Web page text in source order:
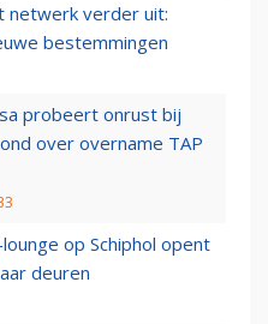
netwerk verder uit:
bestemmingen
probeert onrust bij
over overname TAP
op Schiphol opent
deuren